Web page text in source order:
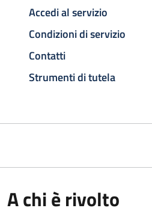
Accedi al servizio
Condizioni di servizio
Contatti
Strumenti di tutela
A chi è rivolto